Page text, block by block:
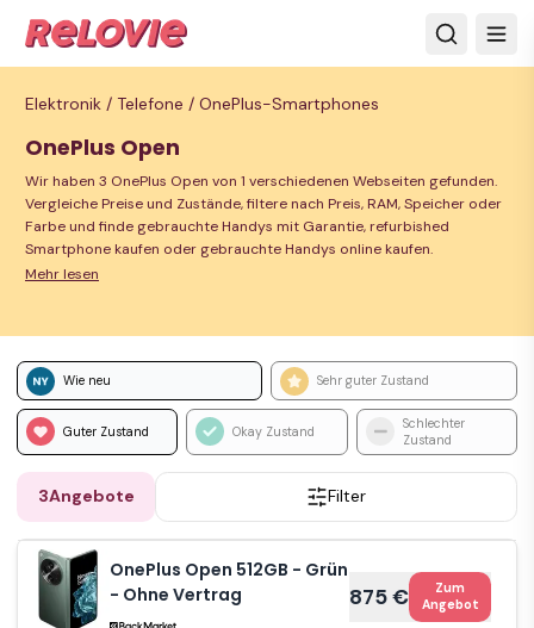
Elektronik / Telefone / OnePlus-Smartphones
OnePlus Open
Wir haben 3 OnePlus Open von 1 verschiedenen Webseiten gefunden.
Vergleiche Preise und Zustände, filtere nach Preis, RAM, Speicher oder
Farbe und finde gebrauchte Handys mit Garantie, refurbished
Smartphone kaufen oder gebrauchte Handys online kaufen.
Mehr lesen
Wie neu Sehr guter Zustand
Guter Zustand Okay Zustand
Schlechter
Zustand
3Angebote Filter
OnePlus Open 512GB - Grün
- Ohne Vertrag
875 €
Zum
Angebot